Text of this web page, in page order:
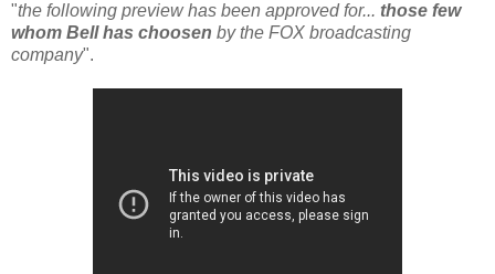
"the following preview has been approved for... those few
whom Bell has choosen by the FOX broadcasting
company".